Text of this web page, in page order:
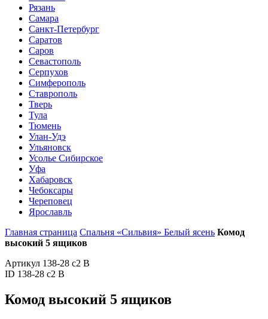
Рязань
Самара
Санкт-Петербург
Саратов
Саров
Севастополь
Серпухов
Симферополь
Ставрополь
Тверь
Тула
Тюмень
Улан-Удэ
Ульяновск
Усолье Сибирское
Уфа
Хабаровск
Чебоксары
Череповец
Ярославль
Главная страница Спальня «Сильвия» Белый ясень Комод
высокий 5 ящиков
Артикул 138-28 c2 B
ID 138-28 c2 B
Комод высокий 5 ящиков